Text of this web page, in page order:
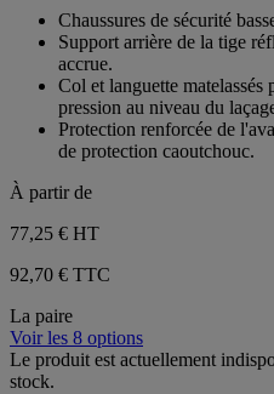
avis
étoiles.
Chaussures de sécurité
Support arrière de la tige
accrue.
Col et languette
pression au niveau du
Protection renforcée de
de protection caoutchouc.
À partir de
77,25 € HT
92,70 € TTC
La paire
Voir les 8 options
Le produit est actuellement
stock.